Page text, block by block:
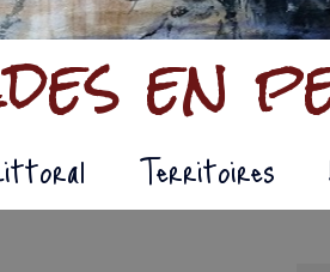
en
Territoires